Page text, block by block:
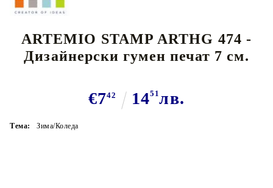
ARTEMIO STAMP ARTHG 474 -
Дизайнерски гумен печат 7 см.
€742 1451лв.
Тема: Зима/Коледа